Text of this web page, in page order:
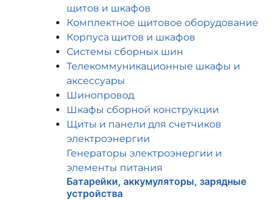
щитов и шкафов
Комплектное щитовое оборудование
Корпуса щитов и шкафов
Системы сборных шин
Телекоммуникационные шкафы и
аксессуары
Шинопровод
Шкафы сборной конструкции
Щиты и панели для счетчиков
электроэнергии
Генераторы электроэнергии и
элементы питания
Батарейки, аккумуляторы, зарядные
устройства